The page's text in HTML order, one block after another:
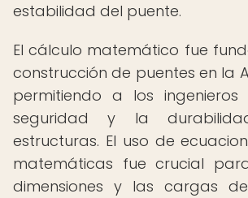
estabilidad del puente.
El cálculo matemático fue
construcción de puentes en la
permitiendo a los
seguridad y la
estructuras. El uso de
matemáticas fue crucial
dimensiones y las cargas